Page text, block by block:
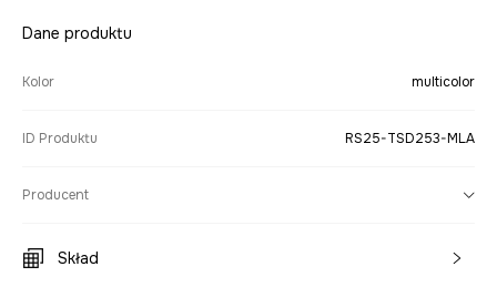
Dane produktu
Kolor multicolor
ID Produktu RS25-TSD253-MLA
Producent
Skład